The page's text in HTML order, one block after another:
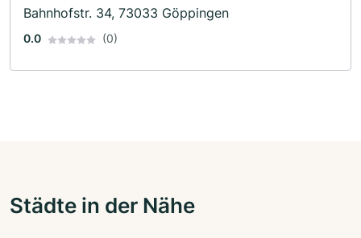
Bahnhofstr. 34, 73033 Göppingen
0.0 (0)
Städte in der Nähe